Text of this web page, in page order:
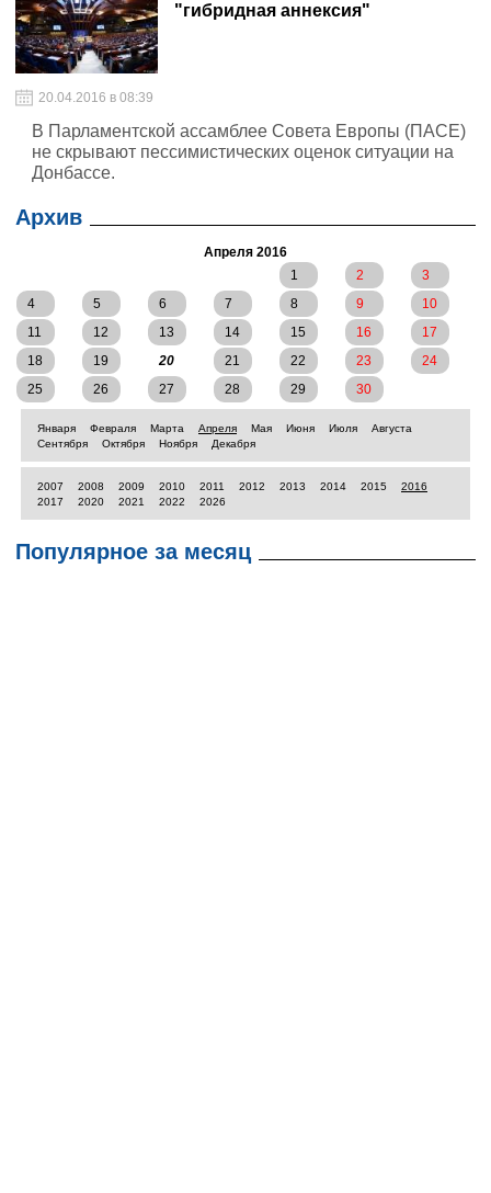
"гибридная аннексия"
20.04.2016 в 08:39
В Парламентской ассамблее Совета Европы (ПАСЕ)
не скрывают пессимистических оценок ситуации на
Донбассе.
Архив
Апреля 2016
1
2
3
4
5 6 7 8 9
10
11
12 13 14 15 16
17
18
19 20 21 22 23
24
25
26 27 28 29 30
Января Февраля Марта Апреля Мая Июня Июля
Августа
Сентября
Октября Ноября Декабря
2007 2008 2009 2010 2011 2012 2013 2014 2015
2016
2017
2020 2021 2022 2026
Популярное за месяц